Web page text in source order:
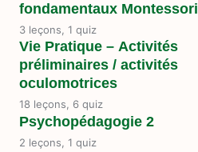
fondamentaux Montessori
3 leçons, 1 quiz
Vie Pratique – Activités
préliminaires / activités
oculomotrices
18 leçons, 6 quiz
Psychopédagogie 2
2 leçons, 1 quiz